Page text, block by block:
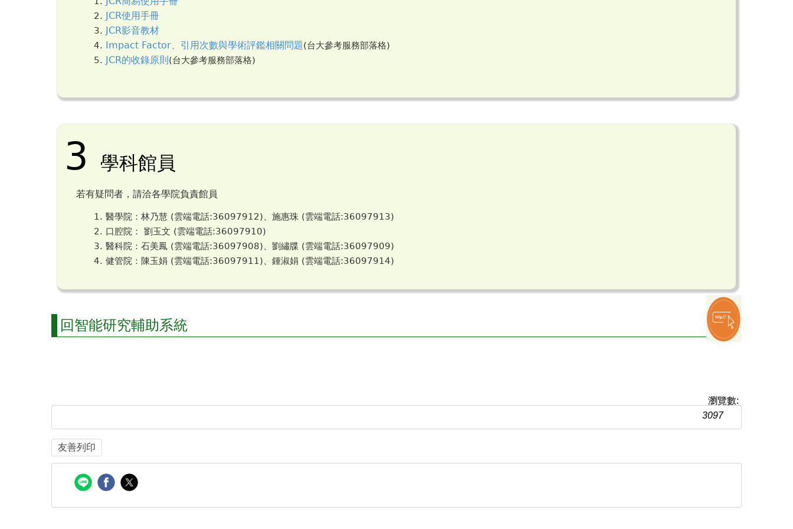
JCR使用手冊
JCR影音教材
Impact Factor、引用次數與學術評鑑相關問題(台大參考服務部落格)
JCR的收錄原則(台大參考服務部落格)
3 學科館員
若有疑問者，請洽各學院負責館員
醫學院：林乃慧 (雲端電話:36097912)、施惠珠 (雲端電話:36097913)
口腔院： 劉玉文 (雲端電話:36097910)
醫科院：石美鳳 (雲端電話:36097908)、劉繡牒 (雲端電話:36097909)
健管院：陳玉娟 (雲端電話:36097911)、鍾淑娟 (雲端電話:36097914)
回智能研究輔助系統
瀏覽數:
3097
友善列印